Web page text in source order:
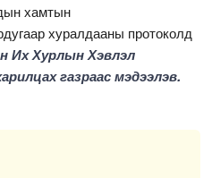
хамтын
хуралдааны протоколд
Их Хурлын Хэвлэл
газраас мэдээлэв.